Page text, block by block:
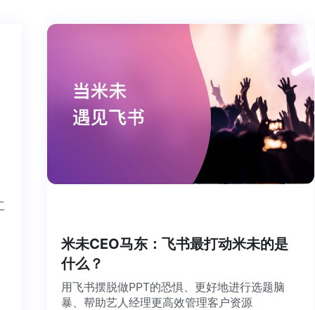
工
米未CEO马东：飞书最打动米未的是
什么？
用飞书摆脱做PPT的恐惧、更好地进行选题脑
暴、帮助艺人经理更高效管理客户资源